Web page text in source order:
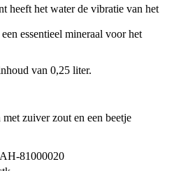
heeft het water de vibratie van het
essentieel mineraal voor het
van 0,25 liter.
zuiver zout en een beetje
81000020